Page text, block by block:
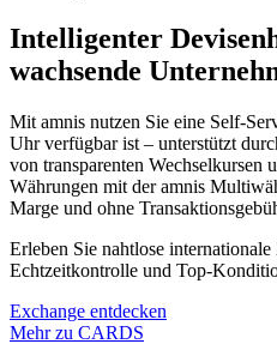
Intelligenter
wachsende
Mit amnis nutzen Sie eine Self-
Uhr verfügbar ist – unterstützt
von transparenten Wechselkursen
Währungen mit der amnis
Marge und ohne
Erleben Sie nahtlose
Echtzeitkontrolle und Top-
Exchange entdecken
Mehr zu CARDS